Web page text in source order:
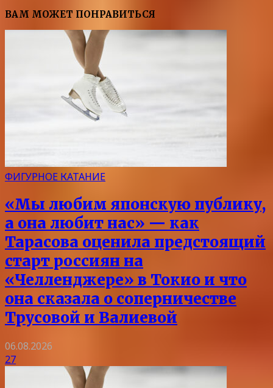
ВАМ МОЖЕТ ПОНРАВИТЬСЯ
ФИГУРНОЕ КАТАНИЕ
«Мы любим японскую публику,
а она любит нас» — как
Тарасова оценила предстоящий
старт россиян на
«Челленджере» в Токио и что
она сказала о соперничестве
Трусовой и Валиевой
06.08.2026
27